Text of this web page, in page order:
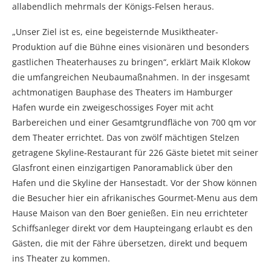
allabendlich mehrmals der Königs-Felsen heraus.
„Unser Ziel ist es, eine begeisternde Musiktheater-
Produktion auf die Bühne eines visionären und besonders
gastlichen Theaterhauses zu bringen“, erklärt Maik Klokow
die umfangreichen Neubaumaßnahmen. In der insgesamt
achtmonatigen Bauphase des Theaters im Hamburger
Hafen wurde ein zweigeschossiges Foyer mit acht
Barbereichen und einer Gesamtgrundfläche von 700 qm vor
dem Theater errichtet. Das von zwölf mächtigen Stelzen
getragene Skyline-Restaurant für 226 Gäste bietet mit seiner
Glasfront einen einzigartigen Panoramablick über den
Hafen und die Skyline der Hansestadt. Vor der Show können
die Besucher hier ein afrikanisches Gourmet-Menu aus dem
Hause Maison van den Boer genießen. Ein neu errichteter
Schiffsanleger direkt vor dem Haupteingang erlaubt es den
Gästen, die mit der Fähre übersetzen, direkt und bequem
ins Theater zu kommen.